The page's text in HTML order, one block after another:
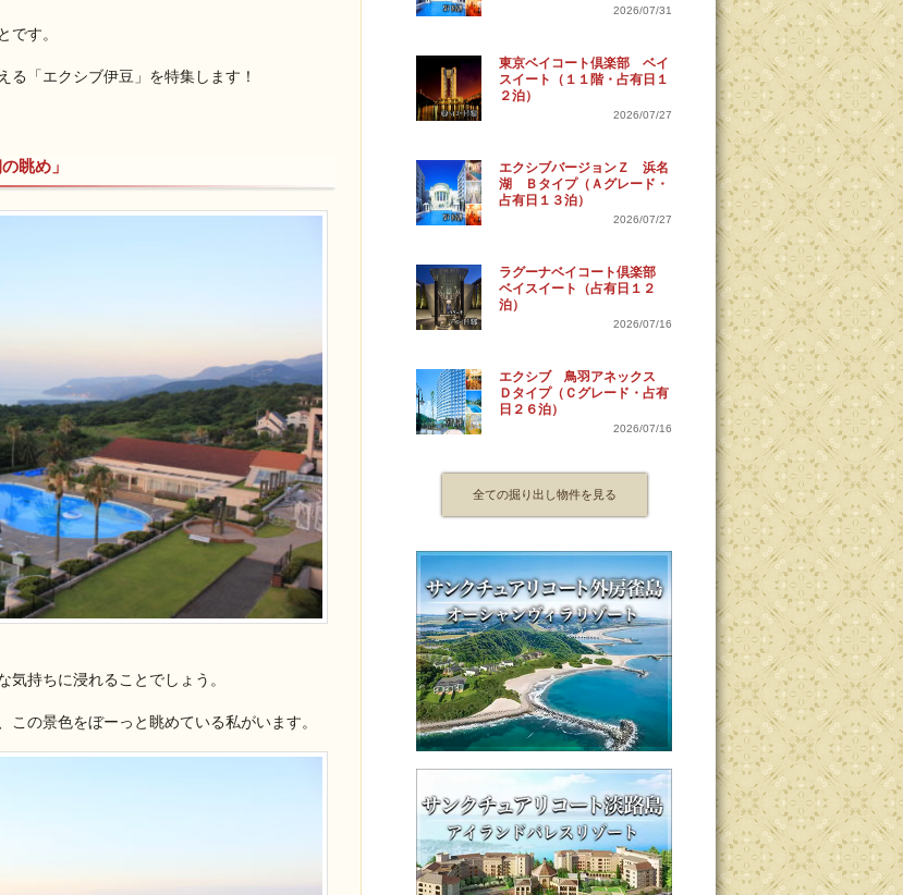
です。
「エクシブ伊豆」を特集します！
眺め」
気持ちに浸れることでしょう。
の景色をぼーっと眺めている私がいます。
2026/07/31
東京ベイコート倶楽部 ベイ
スイート（１１階・占有日１
２泊）
2026/07/27
エクシブバージョンＺ 浜名
湖 Ｂタイプ（Ａグレード・
占有日１３泊）
2026/07/27
ラグーナベイコート倶楽部
ベイスイート（占有日１２
泊）
2026/07/16
エクシブ 鳥羽アネックス
Ｄタイプ（Ｃグレード・占有
日２６泊）
2026/07/16
全ての掘り出し物件を見る